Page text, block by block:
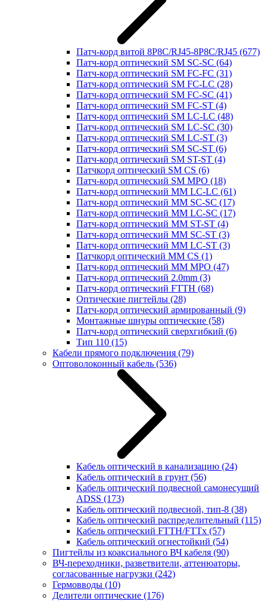
Патч-корд витой 8P8C/RJ45-8P8C/RJ45 (677)
Патч-корд оптический SM SC-SC (64)
Патч-корд оптический SM FC-FC (31)
Патч-корд оптический SM FC-LC (28)
Патч-корд оптический SM FC-SC (41)
Патч-корд оптический SM FC-ST (4)
Патч-корд оптический SM LC-LC (48)
Патч-корд оптический SM LC-SC (30)
Патч-корд оптический SM LC-ST (3)
Патч-корд оптический SM SC-ST (6)
Патч-корд оптический SM ST-ST (4)
Патчкорд оптический SM CS (6)
Патч-корд оптический SM MPO (18)
Патч-корд оптический MM LC-LC (61)
Патч-корд оптический MM SC-SC (17)
Патч-корд оптический MM LC-SC (17)
Патч-корд оптический MM ST-ST (4)
Патч-корд оптический MM SC-ST (3)
Патч-корд оптический MM LC-ST (3)
Патчкорд оптический MM CS (1)
Патч-корд оптический MM MPO (47)
Патч-корд оптический 2.0mm (3)
Патч-корд оптический FTTH (68)
Оптические пигтейлы (28)
Патч-корд оптический армированный (9)
Монтажные шнуры оптические (58)
Патч-корд оптический сверхгибкий (6)
Тип 110 (15)
Кабели прямого подключения (79)
Оптоволоконный кабель (536)
Кабель оптический в канализацию (24)
Кабель оптический в грунт (56)
Кабель оптический подвесной самонесущий
ADSS (173)
Кабель оптический подвесной, тип-8 (38)
Кабель оптический распределительный (115)
Кабель оптический FTTH/FTTx (57)
Кабель оптический огнестойкий (54)
Пигтейлы из коаксиального ВЧ кабеля (90)
ВЧ-переходники, разветвители, аттенюаторы,
согласованные нагрузки (242)
Гермовводы (10)
Делители оптические (176)